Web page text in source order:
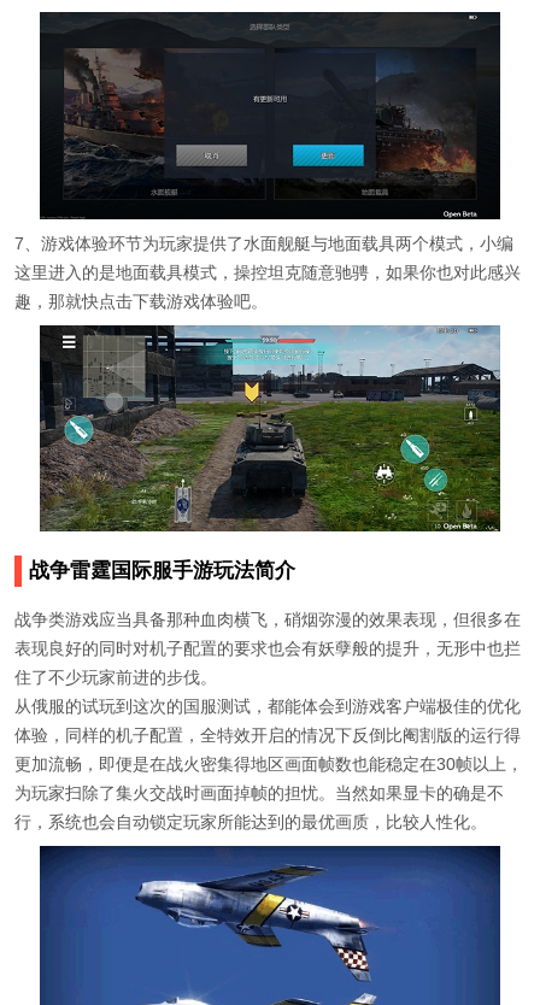
7、游戏体验环节为玩家提供了水面舰艇与地面载具两个模式，小编
这里进入的是地面载具模式，操控坦克随意驰骋，如果你也对此感兴
趣，那就快点击下载游戏体验吧。
战争雷霆国际服手游玩法简介
战争类游戏应当具备那种血肉横飞，硝烟弥漫的效果表现，但很多在
表现良好的同时对机子配置的要求也会有妖孽般的提升，无形中也拦
住了不少玩家前进的步伐。
从俄服的试玩到这次的国服测试，都能体会到游戏客户端极佳的优化
体验，同样的机子配置，全特效开启的情况下反倒比阉割版的运行得
更加流畅，即便是在战火密集得地区画面帧数也能稳定在30帧以上，
为玩家扫除了集火交战时画面掉帧的担忧。当然如果显卡的确是不
行，系统也会自动锁定玩家所能达到的最优画质，比较人性化。